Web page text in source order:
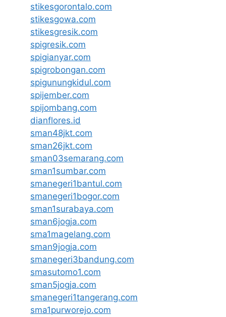
stikesgorontalo.com
stikesgowa.com
stikesgresik.com
spigresik.com
spigianyar.com
spigrobongan.com
spigunungkidul.com
spijember.com
spijombang.com
dianflores.id
sman48jkt.com
sman26jkt.com
sman03semarang.com
sman1sumbar.com
smanegeri1bantul.com
smanegeri1bogor.com
sman1surabaya.com
sman6jogja.com
sma1magelang.com
sman9jogja.com
smanegeri3bandung.com
smasutomo1.com
sman5jogja.com
smanegeri1tangerang.com
sma1purworejo.com